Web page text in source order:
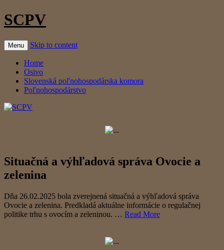
SCPV
Menu Skip to content
Home
Osivo
Slovenská poľnohospodárska komora
Poľnohospodárstvo
Situačná a výhľadová správa Ovocie a
zelenina
Dňa 26.02.2025 bola zverejnená situačná a výhľadová správa
Ovocie a zelenina. Predkladá aktuálne informácie o regulačnej
politike trhu s ovocím a zeleninou. … Read More